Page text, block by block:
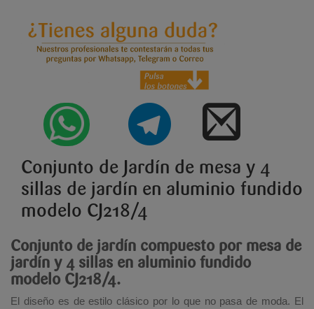
Conjunto de Jardín de mesa y 4
sillas de jardín en aluminio fundido
modelo CJ218/4
Conjunto de jardín compuesto por mesa de
jardín y 4 sillas en aluminio fundido
modelo CJ218/4.
El diseño es de estilo clásico por lo que no pasa de moda. El